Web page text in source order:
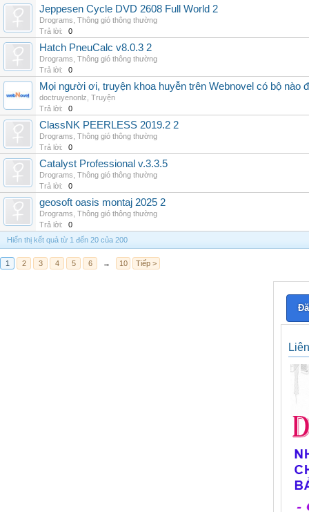
Jeppesen Cycle DVD 2608 Full World 2
Drograms Thông gió thông thường
Trả lời:
0
Hatch PneuCalc v8.0.3 2
Drograms Thông gió thông thường
Trả lời:
0
Mọi người ơi, truyện khoa huyễn trên Webnovel có bộ nào
doctruyenonlz Truyện
Trả lời:
0
ClassNK PEERLESS 2019.2 2
Drograms Thông gió thông thường
Trả lời:
0
Catalyst Professional v.3.3.5
Drograms Thông gió thông thường
Trả lời:
0
geosoft oasis montaj 2025 2
Drograms Thông gió thông thường
Trả lời:
0
Hiển thị kết quả từ 1 đến 20 của 200
1 2 3 4 5 6 → 10 Tiếp >